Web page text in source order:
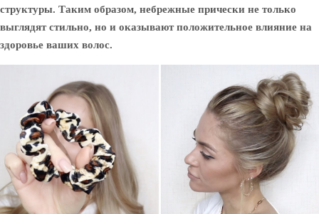
структуры. Таким образом, небрежные прически не только
выглядят стильно, но и оказывают положительное влияние на
здоровье ваших волос.